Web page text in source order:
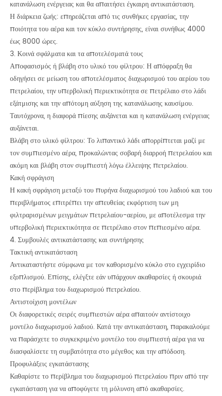
κατανάλωση ενέργειας και θα απαιτήσει έγκαιρη αντικατάσταση.
Η διάρκεια ζωής: επηρεάζεται από τις συνθήκες εργασίας, την
ποιότητα του αέρα και τον κύκλο συντήρησης, είναι συνήθως 4000
έως 8000 ώρες.
3. Κοινά σφάλματα και τα αποτελέσματά τους
Αποφασισμός ή βλάβη στο υλικό του φίλτρου: Η απόφραξη θα
οδηγήσει σε μείωση του αποτελέσματος διαχωρισμού του αερίου του
πετρελαίου, την υπερβολική περιεκτικότητα σε πετρέλαιο στο λάδι
εξάτμισης και την απότομη αύξηση της κατανάλωσης καυσίμου.
Ταυτόχρονα, η διαφορά πίεσης αυξάνεται και η κατανάλωση ενέργειας
αυξάνεται.
Βλάβη στο υλικό φίλτρου: Το λιπαντικό λάδι απορρίπτεται μαζί με
τον συμπιεσμένο αέρα, προκαλώντας σοβαρή διαρροή πετρελαίου και
ακόμη και βλάβη στον συμπιεστή λόγω έλλειψης πετρελαίου.
Κακή σφράγιση
Η κακή σφράγιση μεταξύ του πυρήνα διαχωρισμού του λαδιού και του
περιβλήματος επιτρέπει την απευθείας εκφόρτιση των μη
φιλτραρισμένων μειγμάτων πετρελαίου-αερίου, με αποτέλεσμα την
υπερβολική περιεκτικότητα σε πετρέλαιο στον πεπιεσμένο αέρα.
4. Συμβουλές αντικατάστασης και συντήρησης
Τακτική αντικατάσταση
Αντικαταστήστε σύμφωνα με τον καθορισμένο κύκλο στο εγχειρίδιο
εξοπλισμού. Επίσης, ελέγξτε εάν υπάρχουν ακαθαρσίες ή σκουριά
στο περίβλημα του διαχωρισμού πετρελαίου.
Αντιστοίχιση μοντέλων
Οι διαφορετικές σειρές συμπιεστών αέρα απαιτούν αντίστοιχο
μοντέλο διαχωρισμού λαδιού. Κατά την αντικατάσταση, παρακαλούμε
να παράσχετε το συγκεκριμένο μοντέλο του συμπιεστή αέρα για να
διασφαλίσετε τη συμβατότητα στο μέγεθος και την απόδοση.
Προφυλάξεις εγκατάστασης
Καθαρίστε το περίβλημα του διαχωρισμού πετρελαίου πριν από την
εγκατάσταση για να αποφύγετε τη μόλυνση από ακαθαρσίες.